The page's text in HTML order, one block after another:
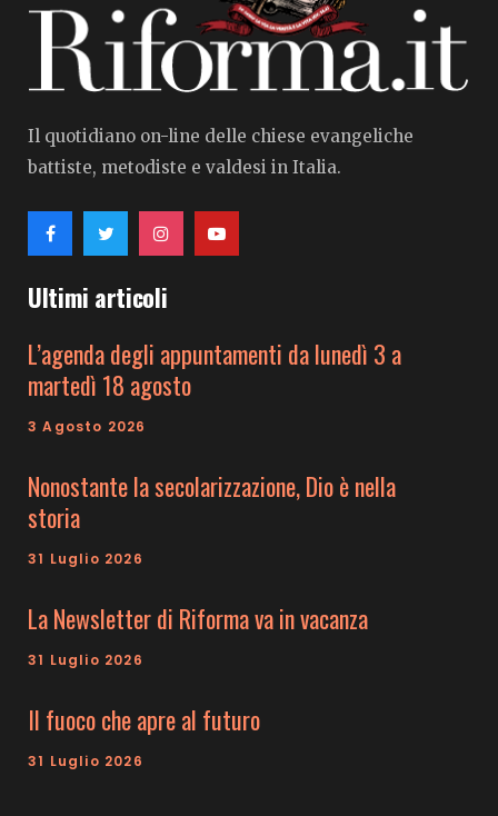
Il quotidiano on-line delle chiese evangeliche
battiste, metodiste e valdesi in Italia.
Ultimi articoli
L’agenda degli appuntamenti da lunedì 3 a
martedì 18 agosto
3 Agosto 2026
Nonostante la secolarizzazione, Dio è nella
storia
31 Luglio 2026
La Newsletter di Riforma va in vacanza
31 Luglio 2026
Il fuoco che apre al futuro
31 Luglio 2026